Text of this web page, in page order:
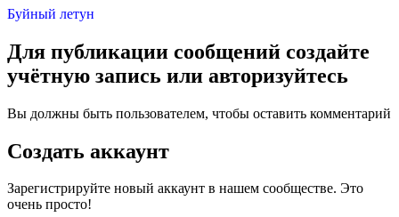
Буйный летун
Для публикации сообщений создайте
учётную запись или авторизуйтесь
Вы должны быть пользователем, чтобы оставить комментарий
Создать аккаунт
Зарегистрируйте новый аккаунт в нашем сообществе. Это
очень просто!